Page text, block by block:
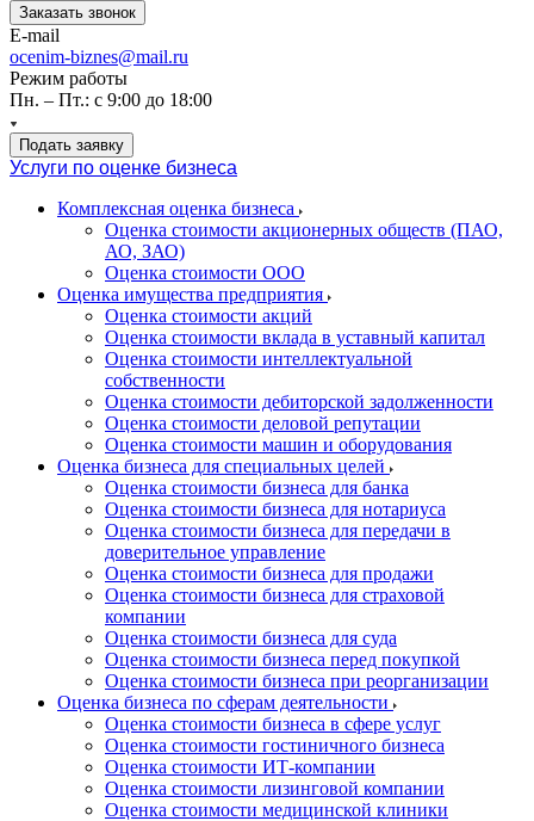
Заказать звонок
E-mail
ocenim-biznes@mail.ru
Режим работы
Пн. – Пт.: с 9:00 до 18:00
Подать заявку
Услуги по оценке бизнеса
Комплексная оценка бизнеса
Оценка стоимости акционерных обществ (ПАО,
АО, ЗАО)
Оценка стоимости ООО
Оценка имущества предприятия
Оценка стоимости акций
Оценка стоимости вклада в уставный капитал
Оценка стоимости интеллектуальной
собственности
Оценка стоимости дебиторской задолженности
Оценка стоимости деловой репутации
Оценка стоимости машин и оборудования
Оценка бизнеса для специальных целей
Оценка стоимости бизнеса для банка
Оценка стоимости бизнеса для нотариуса
Оценка стоимости бизнеса для передачи в
доверительное управление
Оценка стоимости бизнеса для продажи
Оценка стоимости бизнеса для страховой
компании
Оценка стоимости бизнеса для суда
Оценка стоимости бизнеса перед покупкой
Оценка стоимости бизнеса при реорганизации
Оценка бизнеса по сферам деятельности
Оценка стоимости бизнеса в сфере услуг
Оценка стоимости гостиничного бизнеса
Оценка стоимости ИТ-компании
Оценка стоимости лизинговой компании
Оценка стоимости медицинской клиники